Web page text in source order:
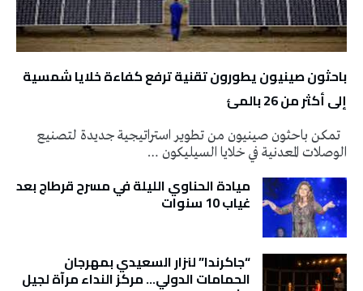
باحثون صينيون يطورون تقنية ترفع كفاءة خلايا شمسية
إلى أكثر من 26 بالمئ
تمكن باحثون صينيون من تطوير استراتيجية جديدة لتصنيع
الوصلات المعدنية في خلايا السيليكون …
ميادة الحناوي الليلة في مسرح قرطاج بعد
غياب 10 سنوات
“جاكرندا” لنزار السعيدي بمهرجان
الحمامات الدولي… مركز النداء مرآة لجيل